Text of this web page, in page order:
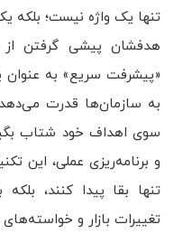
تنها یک واژه نیست؛
هدفشان پیشی گرفتن
«پیشرفت سریع» به
به سازمان‌ها قدرت می‌دهد
سوی اهداف خود شتاب
و برنامه‌ریزی عملی، این
تنها بقا پیدا کنند،
تغییرات بازار و